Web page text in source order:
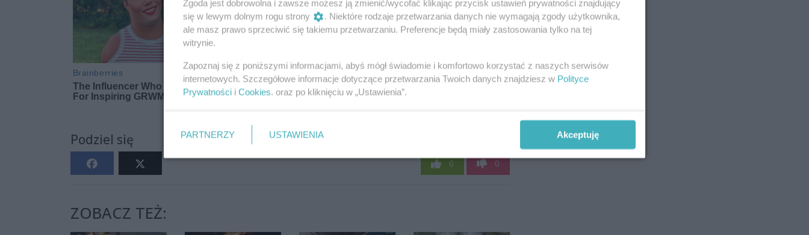
Podziel się
0 0
ZOBACZ TEŻ:
Zgoda jest dobrowolna i zawsze możesz ją zmienić/wycofać klikając przycisk ustawień prywatności znajdujący
się w lewym dolnym rogu strony
. Niektóre rodzaje przetwarzania danych nie wymagają zgody użytkownika,
ale masz prawo sprzeciwić się takiemu przetwarzaniu. Preferencje będą miały zastosowania tylko na tej
witrynie.
Zapoznaj się z poniższymi informacjami, abyś mógł świadomie i komfortowo korzystać z naszych serwisów
internetowych. Szczegółowe informacje dotyczące przetwarzania Twoich danych znajdziesz w Polityce
Prywatności i Cookies. oraz po kliknięciu w „Ustawienia”.
PARTNERZY USTAWIENIA Akceptuję